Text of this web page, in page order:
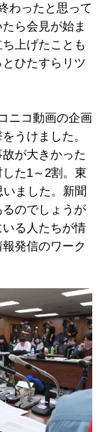
わったと思って
ら会見が始ま
上げたことも
ひたすらリツ
ニコ動画の企画
うけました。
が大きかった
た1～2割。東
ました。新聞
のでしょうが
る人たちが情
発信のワーク